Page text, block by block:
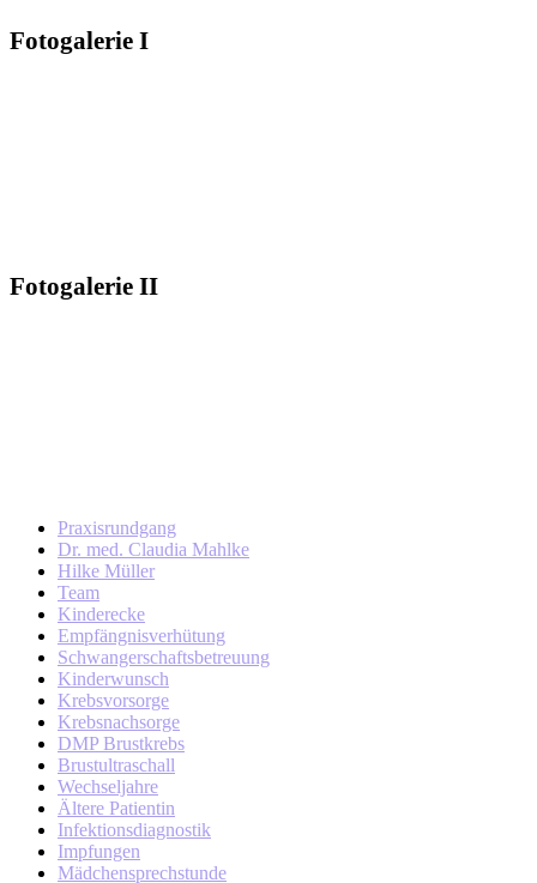
Fo­to­ga­le­rie I
Fo­to­ga­le­rie II
Praxisrundgang
Dr. med. Claudia Mahlke
Hilke Müller
Team
Kinderecke
Empfängnisverhütung
Schwangerschaftsbetreuung
Kinderwunsch
Krebsvorsorge
Krebsnachsorge
DMP Brustkrebs
Brustultraschall
Wechseljahre
Ältere Patientin
Infektionsdiagnostik
Impfungen
Mädchensprechstunde